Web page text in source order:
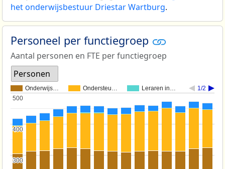
het onderwijsbestuur Driestar Wartburg.
Personeel per functiegroep
Aantal personen en FTE per functiegroep
Personen
Onderwijs… Ondersteu… Leraren in… 1/2
300
300
400
400
500
500